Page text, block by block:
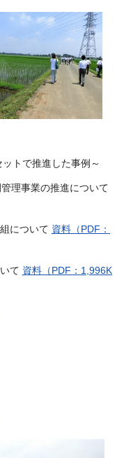
トで推進した事例～
理事業の推進について
について 資料（PDF：
て 資料（PDF：1,996K